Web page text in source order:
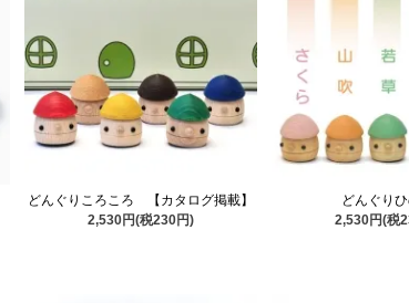
どんぐりころころ 【カタログ掲載】
2,530円(税230円)
どんぐり
2,530円(税